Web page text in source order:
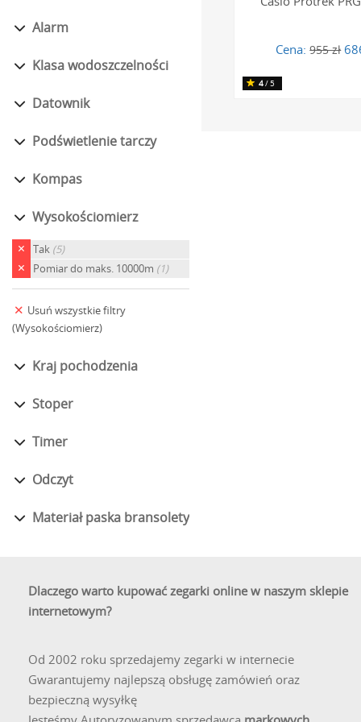
Alarm
Klasa wodoszczelności
Datownik
Podświetlenie tarczy
Kompas
Wysokościomierz
Tak (5)
Pomiar do maks. 10000m (1)
Usuń wszystkie filtry
(Wysokościomierz)
Kraj pochodzenia
Stoper
Timer
Odczyt
Materiał paska bransolety
(20 bar),
wprowadzając znaną
Jakie inne
Zegarki z
trendach
Cena: 955 zł
4/5
Dlaczego warto kupować zegarki online w naszym sklepie
internetowym?
Od 2002 roku sprzedajemy zegarki w internecie
Gwarantujemy najlepszą obsługę zamówień oraz
bezpieczną wysyłkę